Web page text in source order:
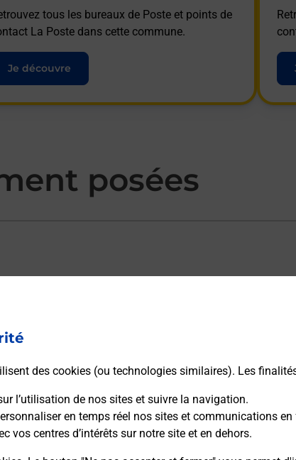
des cookies (ou technologies similaires). Les
l’utilisation de nos sites et suivre la navigation.
en temps réel nos sites et communications
vos centres d’intérêts sur notre site et en dehors.
tous les bureaux de Poste et points de
La Poste dans cette commune.
Je découvre
posées
depuis un bureau de Poste ?
?
au quotidien ?